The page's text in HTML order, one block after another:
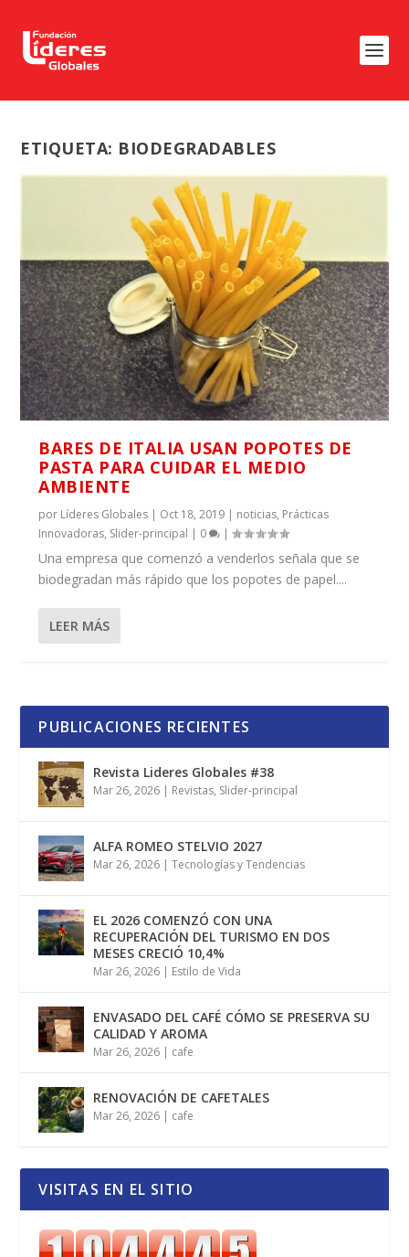
ETIQUETA: BIODEGRADABLES
BARES DE ITALIA USAN POPOTES DE
PASTA PARA CUIDAR EL MEDIO
AMBIENTE
por Líderes Globales | Oct 18, 2019 | noticias, Prácticas
Innovadoras, Slider-principal | 0 |
Una empresa que comenzó a venderlos señala que se
biodegradan más rápido que los popotes de papel....
LEER MÁS
PUBLICACIONES RECIENTES
Revista Lideres Globales #38
Mar 26, 2026 | Revistas, Slider-principal
ALFA ROMEO STELVIO 2027
Mar 26, 2026 |Tecnologías y Tendencias
EL 2026 COMENZÓ CON UNA
RECUPERACIÓN DEL TURISMO EN DOS
MESES CRECIÓ 10,4%
Mar 26, 2026 | Estilo de Vida
ENVASADO DEL CAFÉ CÓMO SE PRESERVA SU
CALIDAD Y AROMA
Mar 26, 2026 | cafe
RENOVACIÓN DE CAFETALES
Mar 26, 2026 | cafe
VISITAS EN EL SITIO